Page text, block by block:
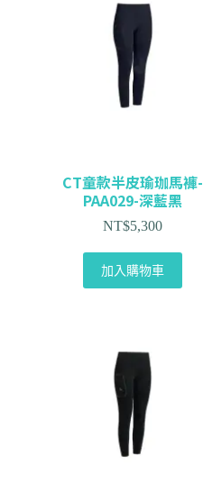
CT童款半皮瑜珈馬褲-
PAA029-深藍黑
NT$5,300
加入購物車